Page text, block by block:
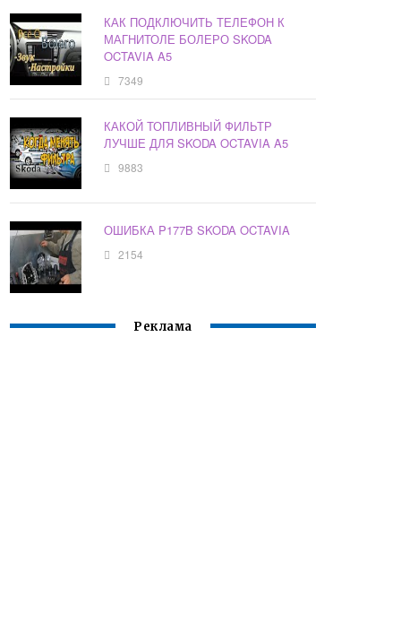
КАК ПОДКЛЮЧИТЬ ТЕЛЕФОН К
МАГНИТОЛЕ БОЛЕРО SKODA
OCTAVIA A5
7349
КАКОЙ ТОПЛИВНЫЙ ФИЛЬТР
ЛУЧШЕ ДЛЯ SKODA OCTAVIA A5
9883
ОШИБКА P177B SKODA OCTAVIA
2154
Реклама